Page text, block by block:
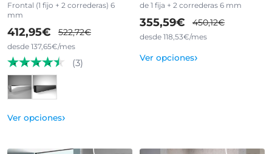
Frontal (1 fijo + 2 correderas) 6
mm
412,95€ 522,72€
desde 137,65€/mes
(3)
Ver opciones›
de 1 fija + 2 correderas 6 mm
355,59€ 450,12€
desde 118,53€/mes
Ver opciones›